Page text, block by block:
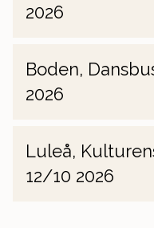
2026
Boden,
2026
Luleå,
12/10 2026